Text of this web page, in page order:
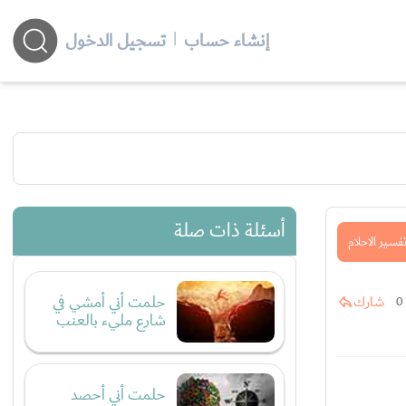
إنشاء حساب | تسجيل الدخول
تفسير الاحلام
0 شارك
أسئلة ذات صلة
حلمت أني أمشي في
شارع مليء بالعنب
حلمت أني أحصد